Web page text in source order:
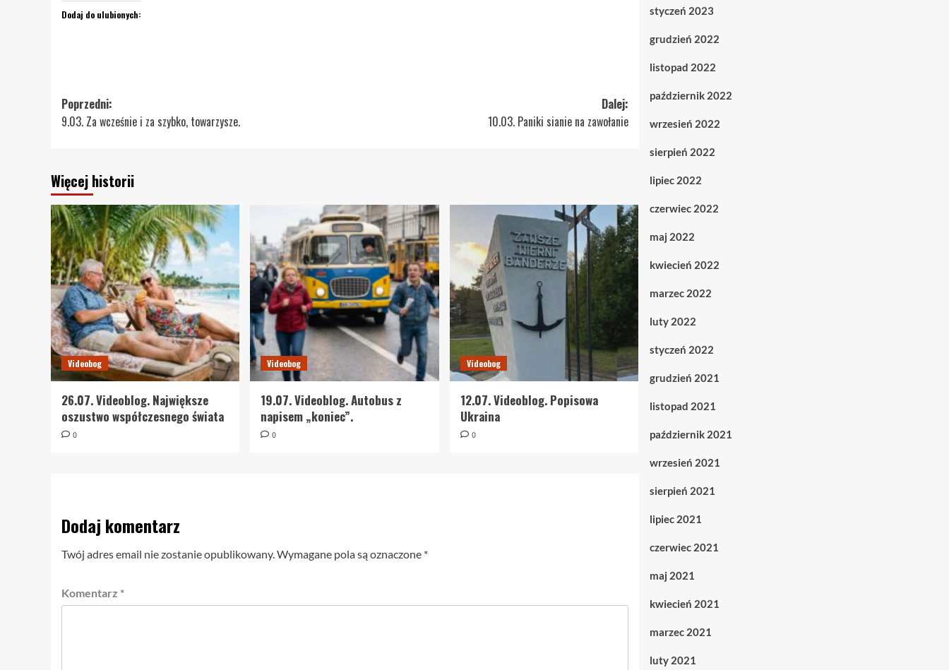
Dodaj do ulubionych:
Zobacz
wpisy
Poprzedni:
9.03. Za wcześnie i za szybko, towarzysze.
Dalej:
10.03. Paniki sianie na zawołanie
Więcej historii
Videobog
26.07. Videoblog. Największe
oszustwo współczesnego świata
0
Videobog
19.07. Videoblog. Autobus z
napisem „koniec”.
0
Videobog
12.07. Videoblog. Popisowa
Ukraina
0
Dodaj komentarz
Twój adres email nie zostanie opublikowany. Wymagane pola są oznaczone *
Komentarz *
styczeń 2023
grudzień 2022
listopad 2022
październik 2022
wrzesień 2022
sierpień 2022
lipiec 2022
czerwiec 2022
maj 2022
kwiecień 2022
marzec 2022
luty 2022
styczeń 2022
grudzień 2021
listopad 2021
październik 2021
wrzesień 2021
sierpień 2021
lipiec 2021
czerwiec 2021
maj 2021
kwiecień 2021
marzec 2021
luty 2021